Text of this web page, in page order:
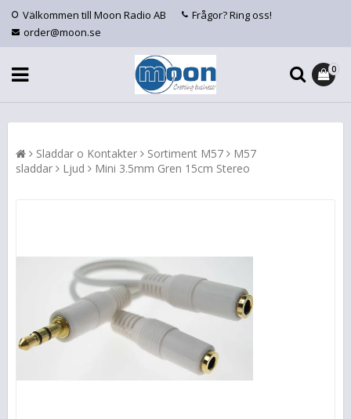
Välkommen till Moon Radio AB
Frågor? Ring oss!
order@moon.se
0
Sladdar o Kontakter Sortiment M57
M57
sladdar
Ljud Mini 3.5mm Gren 15cm Stereo